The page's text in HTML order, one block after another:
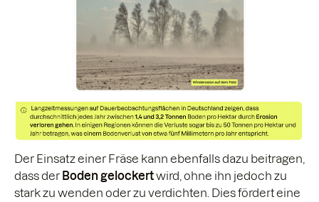
Der Einsatz einer Fräse kann ebenfalls dazu beitragen,
dass der Boden gelockertwird, ohne ihn jedoch zu
stark zu wenden oder zu verdichten. Dies fördert eine